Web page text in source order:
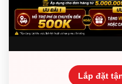
Lắp đặt